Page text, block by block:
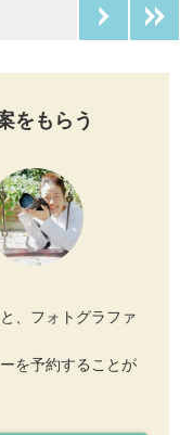
をもらう
、フォトグラファ
を予約することが